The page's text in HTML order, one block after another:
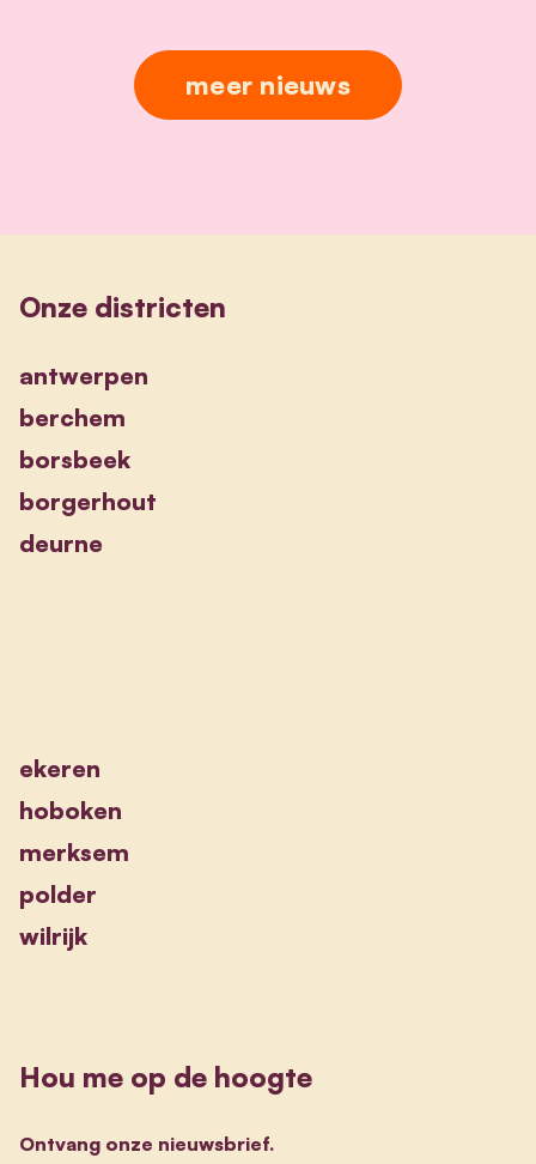
meer nieuws
Onze districten
antwerpen
berchem
borsbeek
borgerhout
deurne
ekeren
hoboken
merksem
polder
wilrijk
Hou me op de hoogte
Ontvang onze nieuwsbrief.